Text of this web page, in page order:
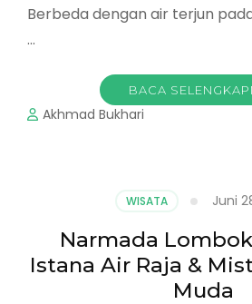
Berbeda dengan air terjun
…
BACA
Akhmad Bukhari
WISATA Juni
Narmada
Istana Air Raja &
Muda